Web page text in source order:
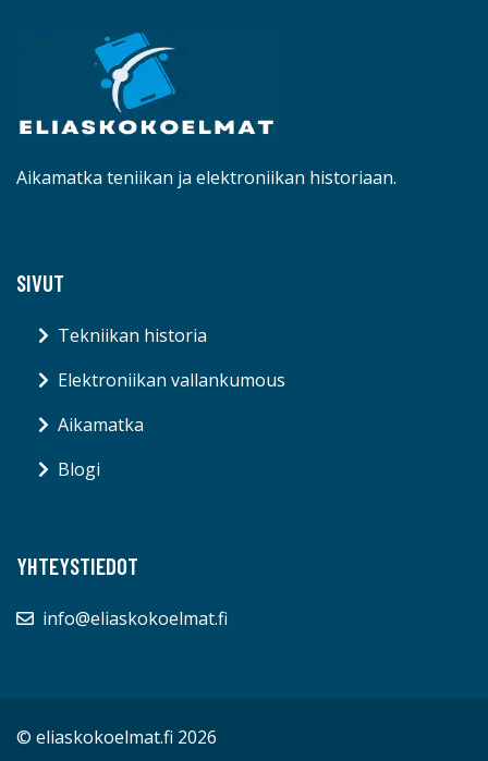
Aikamatka teniikan ja elektroniikan historiaan.
SIVUT
Tekniikan historia
Elektroniikan vallankumous
Aikamatka
Blogi
YHTEYSTIEDOT
info@eliaskokoelmat.fi
© eliaskokoelmat.fi 2026